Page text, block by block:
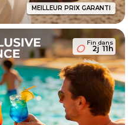
MEILLEUR PRIX GARANTI
Fin dans
2j 11h